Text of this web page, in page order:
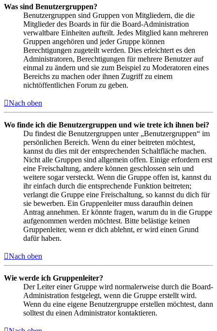
Was sind Benutzergruppen?
Benutzergruppen sind Gruppen von Mitgliedern, die die
Mitglieder des Boards in für die Board-Administration
verwaltbare Einheiten aufteilt. Jedes Mitglied kann mehreren
Gruppen angehören und jeder Gruppe können
Berechtigungen zugeteilt werden. Dies erleichtert es den
Administratoren, Berechtigungen für mehrere Benutzer auf
einmal zu ändern und sie zum Beispiel zu Moderatoren eines
Bereichs zu machen oder ihnen Zugriff zu einem
nichtöffentlichen Forum zu geben.
Nach oben
Wo finde ich die Benutzergruppen und wie trete ich ihnen bei?
Du findest die Benutzergruppen unter „Benutzergruppen“ im
persönlichen Bereich. Wenn du einer beitreten möchtest,
kannst du dies mit der entsprechenden Schaltfläche machen.
Nicht alle Gruppen sind allgemein offen. Einige erfordern erst
eine Freischaltung, andere können geschlossen sein und
weitere sogar versteckt. Wenn die Gruppe offen ist, kannst du
ihr einfach durch die entsprechende Funktion beitreten;
verlangt die Gruppe eine Freischaltung, so kannst du dich für
sie bewerben. Ein Gruppenleiter muss daraufhin deinen
Antrag annehmen. Er könnte fragen, warum du in die Gruppe
aufgenommen werden möchtest. Bitte belästige keinen
Gruppenleiter, wenn er dich ablehnt, er wird einen Grund
dafür haben.
Nach oben
Wie werde ich Gruppenleiter?
Der Leiter einer Gruppe wird normalerweise durch die Board-
Administration festgelegt, wenn die Gruppe erstellt wird.
Wenn du eine eigene Benutzergruppe erstellen möchtest, dann
solltest du einen Administrator kontaktieren.